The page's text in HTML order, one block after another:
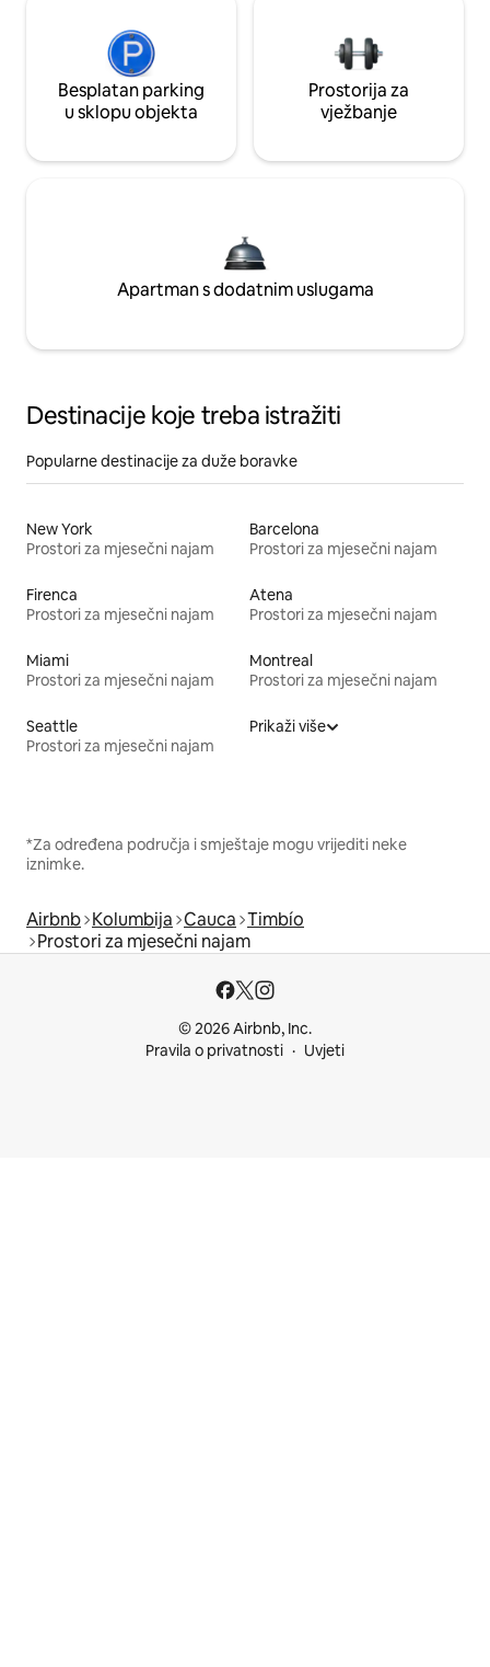
Besplatan parking
u sklopu objekta
Prostorija za
vježbanje
Apartman s dodatnim uslugama
Destinacije koje treba istražiti
Popularne destinacije za duže boravke
New York
Prostori za mjesečni najam
Barcelona
Prostori za mjesečni najam
Firenca
Prostori za mjesečni najam
Atena
Prostori za mjesečni najam
Miami
Prostori za mjesečni najam
Montreal
Prostori za mjesečni najam
Seattle
Prostori za mjesečni najam
Prikaži više
*Za određena područja i smještaje mogu vrijediti neke
iznimke.
Airbnb Kolumbija Cauca Timbío
Prostori za mjesečni najam
© 2026 Airbnb, Inc.
Pravila o privatnosti
Uvjeti